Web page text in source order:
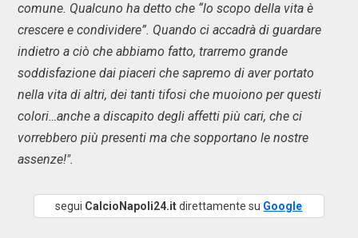
comune. Qualcuno ha detto che “lo scopo della vita è
crescere e condividere”. Quando ci accadrà di guardare
indietro a ciò che abbiamo fatto, trarremo grande
soddisfazione dai piaceri che sapremo di aver portato
nella vita di altri, dei tanti tifosi che muoiono per questi
colori…anche a discapito degli affetti più cari, che ci
vorrebbero più presenti ma che sopportano le nostre
assenze!".
segui CalcioNapoli24.itdirettamente su Google